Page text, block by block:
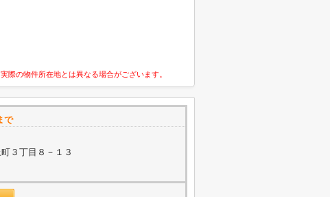
の物件所在地とは異なる場合がございます。
で
３丁目８－１３